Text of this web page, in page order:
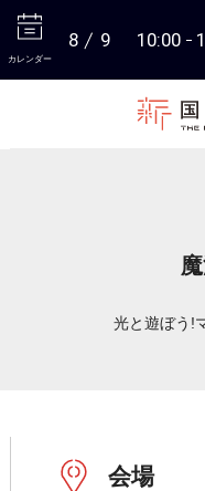
カレンダー
8 9 10:00
光と遊ぼう!
会場